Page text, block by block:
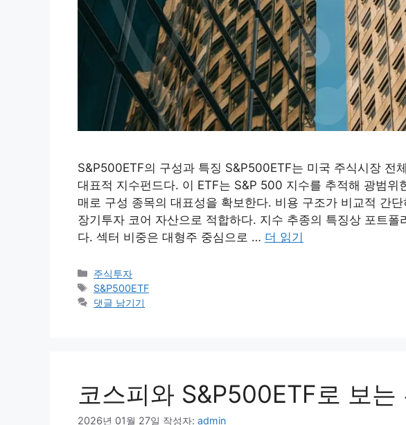
S&P500ETF의 구성과 특징 S&P500ETF는 미국 주식시장 전
대표적 지수펀드다. 이 ETF는 S&P 500 지수를 추적해 광범위
매로 구성 종목의 대표성을 확보한다. 비용 구조가 비교적 간
장기투자 코어 자산으로 적합하다. 지수 추종의 특징상 포트폴
다. 섹터 비중은 대형주 중심으로 … 더 읽기
카
테
고
주식투자
태
그
S&P500ETF
댓글 남기기
코스피와 S&P500ETF로 보는
2026년 01월 27일 작성자: admin